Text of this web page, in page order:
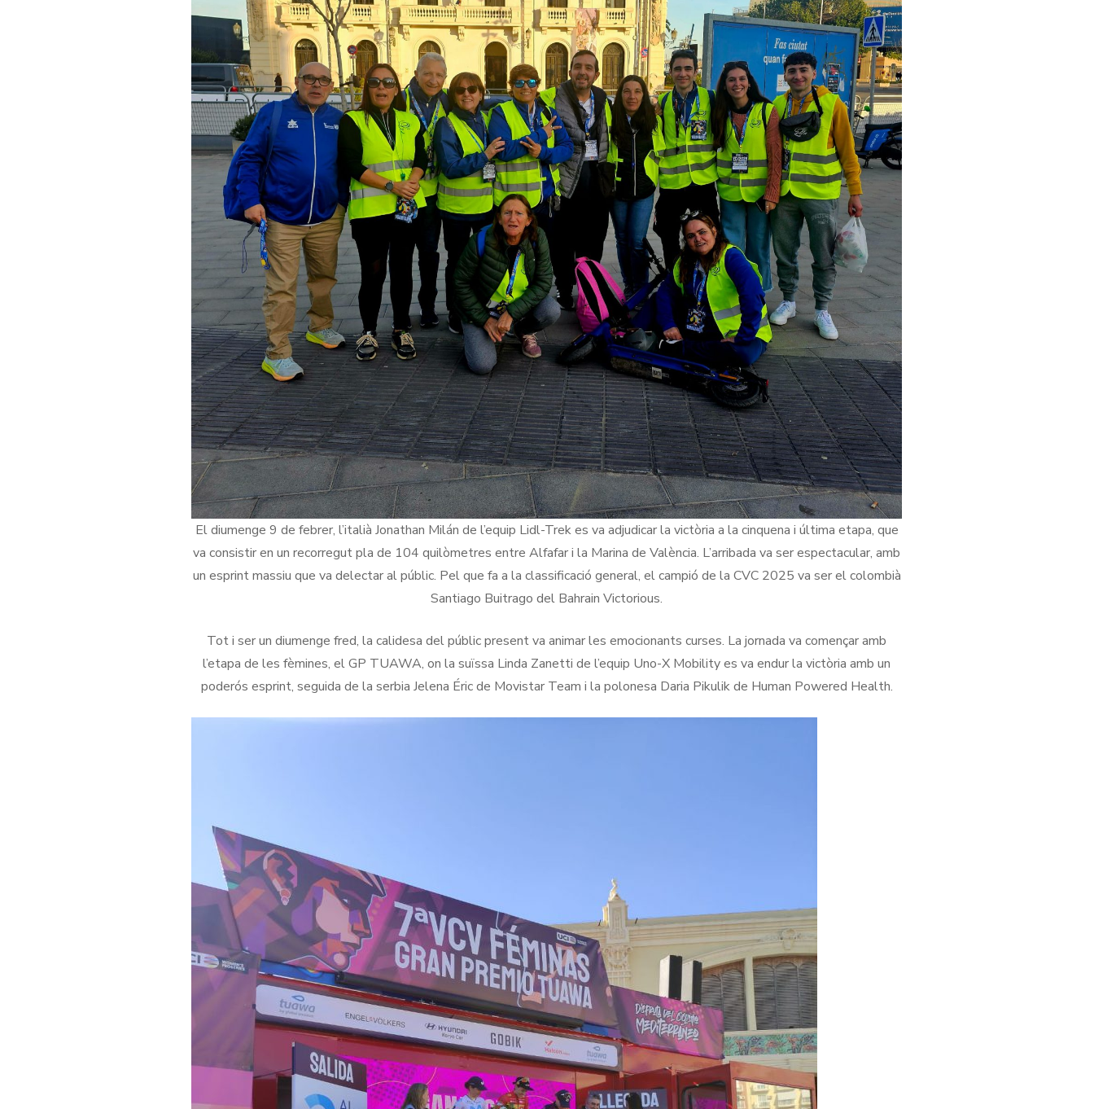
El diumenge 9 de febrer, l’italià Jonathan Milán de l’equip Lidl-Trek es va adjudicar la victòria a la cinquena i última etapa, que
va consistir en un recorregut pla de 104 quilòmetres entre Alfafar i la Marina de València. L’arribada va ser espectacular, amb
un esprint massiu que va delectar al públic. Pel que fa a la classificació general, el campió de la CVC 2025 va ser el colombià
Santiago Buitrago del Bahrain Victorious.
Tot i ser un diumenge fred, la calidesa del públic present va animar les emocionants curses. La jornada va començar amb
l’etapa de les fèmines, el GP TUAWA, on la suïssa Linda Zanetti de l’equip Uno-X Mobility es va endur la victòria amb un
poderós esprint, seguida de la serbia Jelena Éric de Movistar Team i la polonesa Daria Pikulik de Human Powered Health.